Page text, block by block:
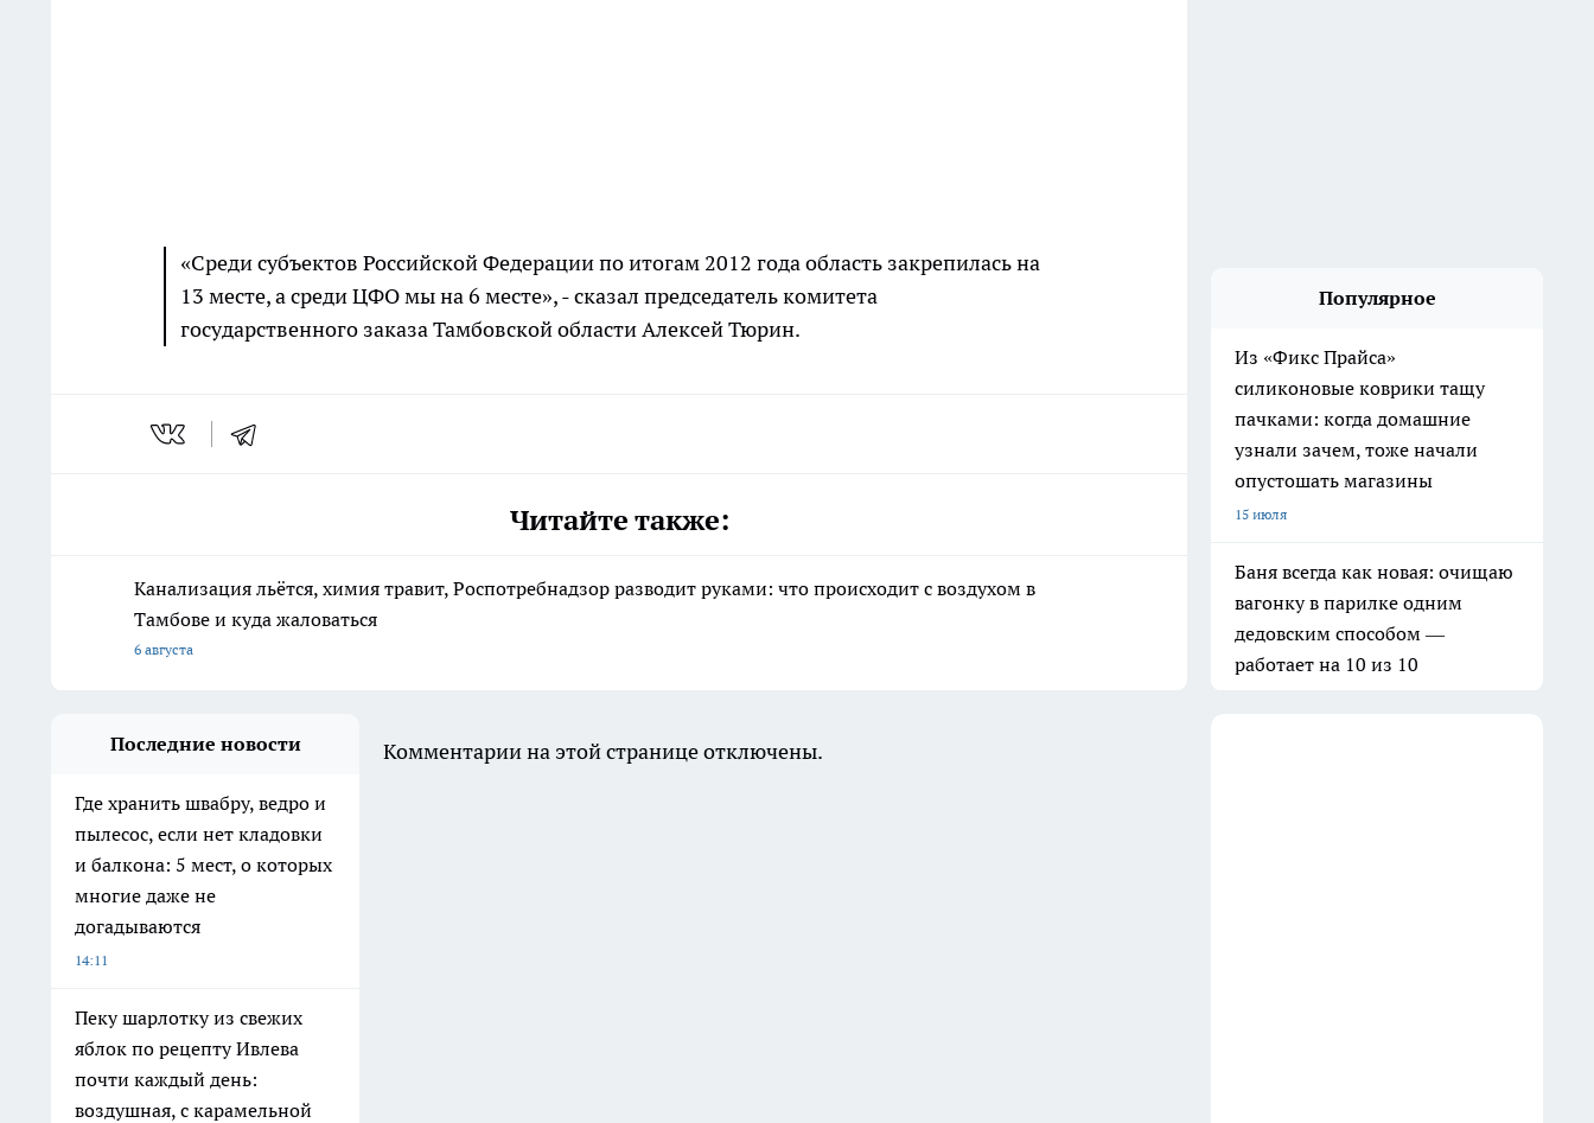
«Среди субъектов Российской Федерации по итогам 2012 года область закрепилась на
13 месте, а среди ЦФО мы на 6 месте», - сказал председатель комитета
государственного заказа Тамбовской области Алексей Тюрин.
Читайте также:
Канализация льётся, химия травит, Роспотребнадзор разводит руками: что происходит с воздухом в
Тамбове и куда жаловаться
6 августа
Популярное
Из «Фикс Прайса»
силиконовые коврики тащу
пачками: когда домашние
узнали зачем, тоже начали
опустошать магазины
15 июля
Баня всегда как новая: очищаю
вагонку в парилке одним
дедовским способом —
работает на 10 из 10
Последние новости
Где хранить швабру, ведро и
пылесос, если нет кладовки
и балкона: 5 мест, о которых
многие даже не
догадываются
14:11
Пеку шарлотку из свежих
яблок по рецепту Ивлева
почти каждый день:
воздушная, с карамельной
Комментарии на этой странице отключены.